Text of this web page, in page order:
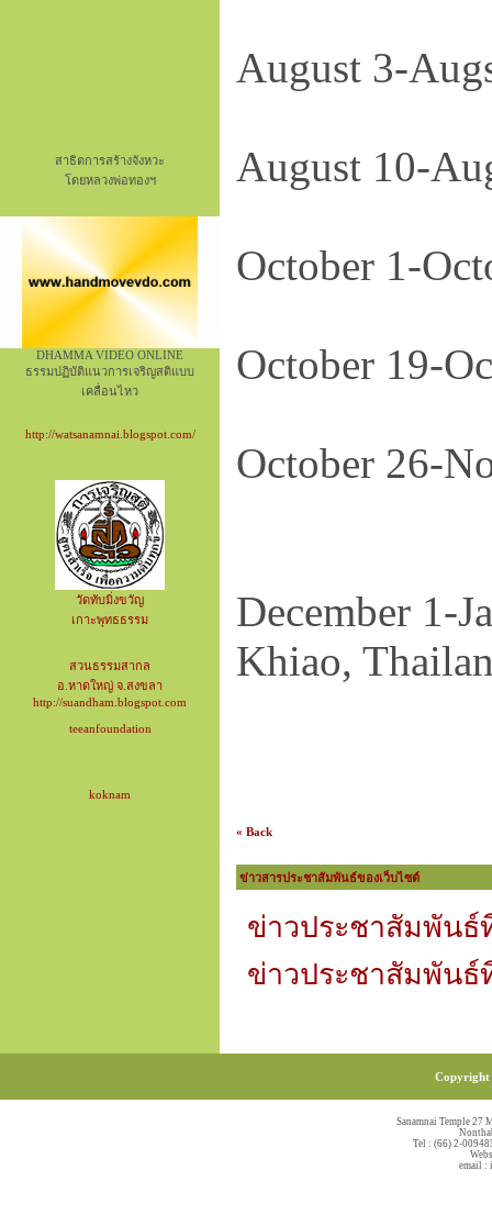
สาธิตการสร้างจังหวะ
โดยหลวงพ่อทองฯ
DHAMMA VIDEO ONLINE
ธรรมปฏิบัติแนวการเจริญสติแบบ
เคลื่อนไหว
http://watsanamnai.blogspot.com/
วัดทับมิ่งขวัญ
เกาะพุทธธรรม
สวนธรรมสากล
อ.หาดใหญ่ จ.สงขลา
http://suandham.blogspot.com
teeanfoundation
koknam
August
August
October 1-
October
October
December
Khiao,
« Back
ข่าวสารประชาสัมพันธ์ของเว็บไซต์
ข่าวประชาสัมพันธ์
ข่าวประชาสัมพันธ์
Copyright
Sanamnai Temple 27
Tel : (66) 2-
email :